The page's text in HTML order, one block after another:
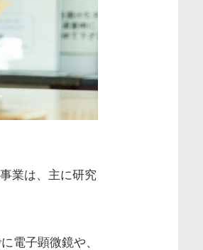
業は、主に研究
電子顕微鏡や、